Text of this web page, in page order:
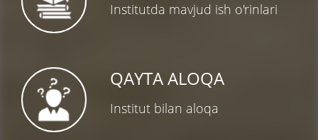
Institutda mavjud ish o'rinlari
QAYTA ALOQA
Institut bilan aloqa